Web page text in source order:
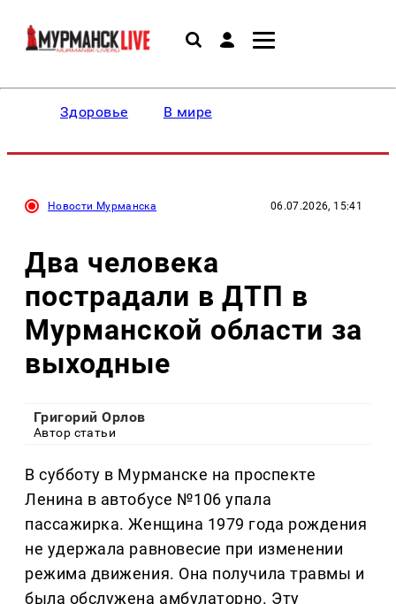
Здоровье В мире
Новости Мурманска 06.07.2026, 15:41
Два человека
пострадали в ДТП в
Мурманской области за
выходные
Григорий Орлов
Автор статьи
В субботу в Мурманске на проспекте
Ленина в автобусе №106 упала
пассажирка. Женщина 1979 года рождения
не удержала равновесие при изменении
режима движения. Она получила травмы и
была обслужена амбулаторно. Эту